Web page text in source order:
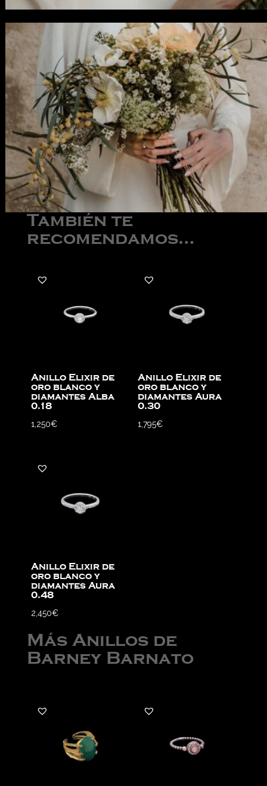
También te
recomendamos…
Anillo Elixir de
oro blanco y
diamantes Alba
0.18
1,250€
Anillo Elixir de
oro blanco y
diamantes Aura
0.30
1,795€
Anillo Elixir de
oro blanco y
diamantes Aura
0.48
2,450€
Más Anillos de
Barney Barnato